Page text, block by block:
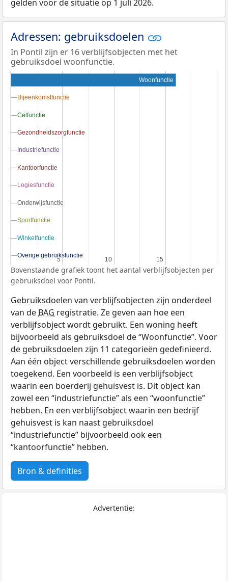
gelden voor de situatie op 1 juli 2026.
Adressen: gebruiksdoelen
In Pontil zijn er 16 verblijfsobjecten met het
gebruiksdoel woonfunctie.
5
5 10
10 15
15
Woonfunctie
Bijeenkomstfunctie
Bijeenkomstfunctie
Celfunctie
Celfunctie
Gezondheidszorgfunctie
Gezondheidszorgfunctie
Industriefunctie
Industriefunctie
Kantoorfunctie
Kantoorfunctie
Logiesfunctie
Logiesfunctie
Onderwijsfunctie
Onderwijsfunctie
Sportfunctie
Sportfunctie
Winkelfunctie
Winkelfunctie
Overige gebruiksfunctie
Overige gebruiksfunctie
Bovenstaande grafiek toont het aantal verblijfsobjecten per
gebruiksdoel voor Pontil.
Gebruiksdoelen van verblijfsobjecten zijn onderdeel
van de BAG registratie. Ze geven aan hoe een
verblijfsobject wordt gebruikt. Een woning heeft
bijvoorbeeld als gebruiksdoel de “Woonfunctie”. Voor
de gebruiksdoelen zijn 11 categorieën gedefinieerd.
Aan één object verschillende gebruiksdoelen worden
toegekend. Een voorbeeld is een verblijfsobject
waarin een boerderij gehuisvest is. Dit object kan
zowel een “industriefunctie” als een “woonfunctie”
hebben. En een verblijfsobject waarin een bedrijf
gehuisvest is kan naast gebruiksdoel
“industriefunctie” bijvoorbeeld ook een
“kantoorfunctie” hebben.
Bron & definities
Advertentie: